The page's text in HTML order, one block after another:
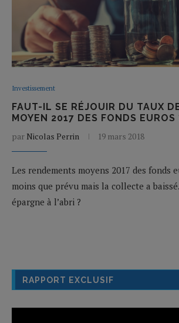
Investissement
FAUT-IL SE RÉJOUIR DU TAUX
MOYEN 2017 DES FONDS EUROS
par Nicolas Perrin 19 mars 2018
Les rendements moyens 2017 des fonds
moins que prévu mais la collecte a
épargne à l’abri ?
RAPPORT EXCLUSIF